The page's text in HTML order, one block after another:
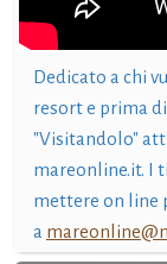
Dedicato a chi
resort e prima
"Visitandolo"
mareonline.it. I
mettere on line
a